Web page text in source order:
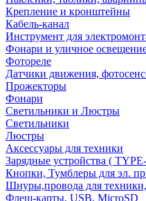
Крепление и кронштейны
Кабель-канал
Инструмент для
Фонари и уличное
Фотореле
Датчики движения,
Прожекторы
Фонари
Светильники и Люстры
Светильники
Люстры
Аксессуары для техники
Зарядные устройства (
Кнопки, Тумблеры для эл.
Шнуры,провода для
Флеш-карты, USB, MicroSD